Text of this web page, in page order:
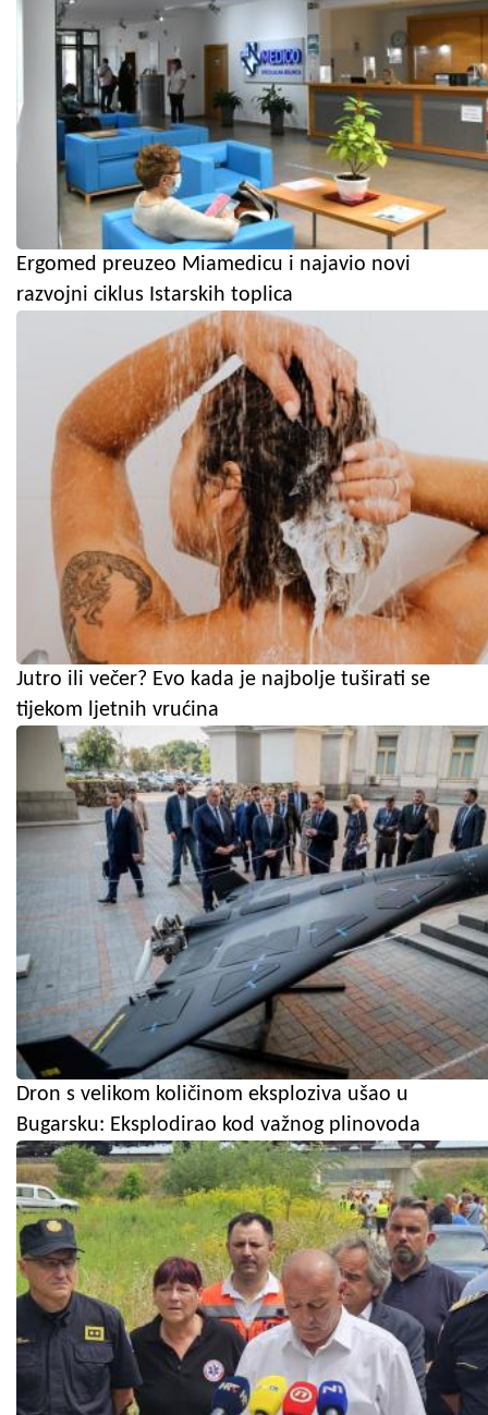
Ergomed preuzeo Miamedicu i najavio novi
razvojni ciklus Istarskih toplica
Jutro ili večer? Evo kada je najbolje tuširati se
tijekom ljetnih vrućina
Dron s velikom količinom eksploziva ušao u
Bugarsku: Eksplodirao kod važnog plinovoda